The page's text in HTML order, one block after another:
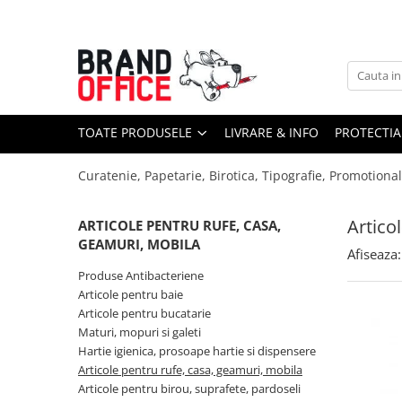
Toate Produsele
Unitate Protejata - PRODUCTIE
Hartie copiator si produse
Formulare tipizate
Saci menajeri (Unitate Protejata)
Agende, calendare si organizatoare
Agende personalizabile
Organizatoare business
Birotica si papetarie
Hartie si articole din hartie
TOATE PRODUSELE LIVRARE & INFO
Curatenie, Papetarie, Birotica, Tipografie,
ARTICOLE PENTRU RUFE, CASA,
GEAMURI, MOBILA
Produse Antibacteriene
Articole pentru baie
Articole pentru bucatarie
Maturi, mopuri si galeti
Hartie igienica, prosoape hartie si dispensere
Articole pentru rufe, casa, geamuri, mobila
Articole pentru birou, suprafete, pardoseli
Afiseaza: